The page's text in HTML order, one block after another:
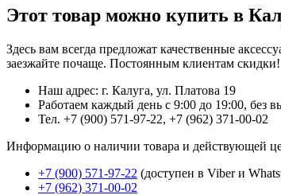
Этот товар можно купить в
Здесь вам всегда предложат качественные
заезжайте почаще. Постоянным клиентам скидки!
Наш адрес: г. Калуга, ул. Платова 19
Работаем каждый день с 9:00 до 19:00, без
Тел. +7 (900) 571-97-22, +7 (962) 371-00-02
Информацию о наличии товара и действующей
+7 (900) 571-97-22 (доступен в Viber и
+7 (962) 371-00-02